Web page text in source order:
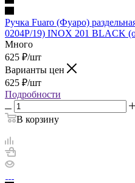
Ручка Fuaro (Фуаро)
0204P/19) INOX 201 BLACK
Много
625 ₽/шт
Варианты цен
625 ₽/шт
Подробности
В корзину